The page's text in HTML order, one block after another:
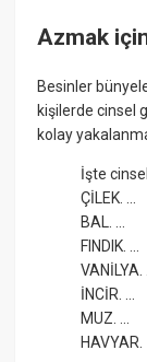
Azmak
Besinler
kişilerde cinsel
kolay
İşte
ÇİLEK. ...
BAL. ...
FINDIK. ...
VANİLYA. ...
İNCİR. ...
MUZ. ...
HAVYAR.